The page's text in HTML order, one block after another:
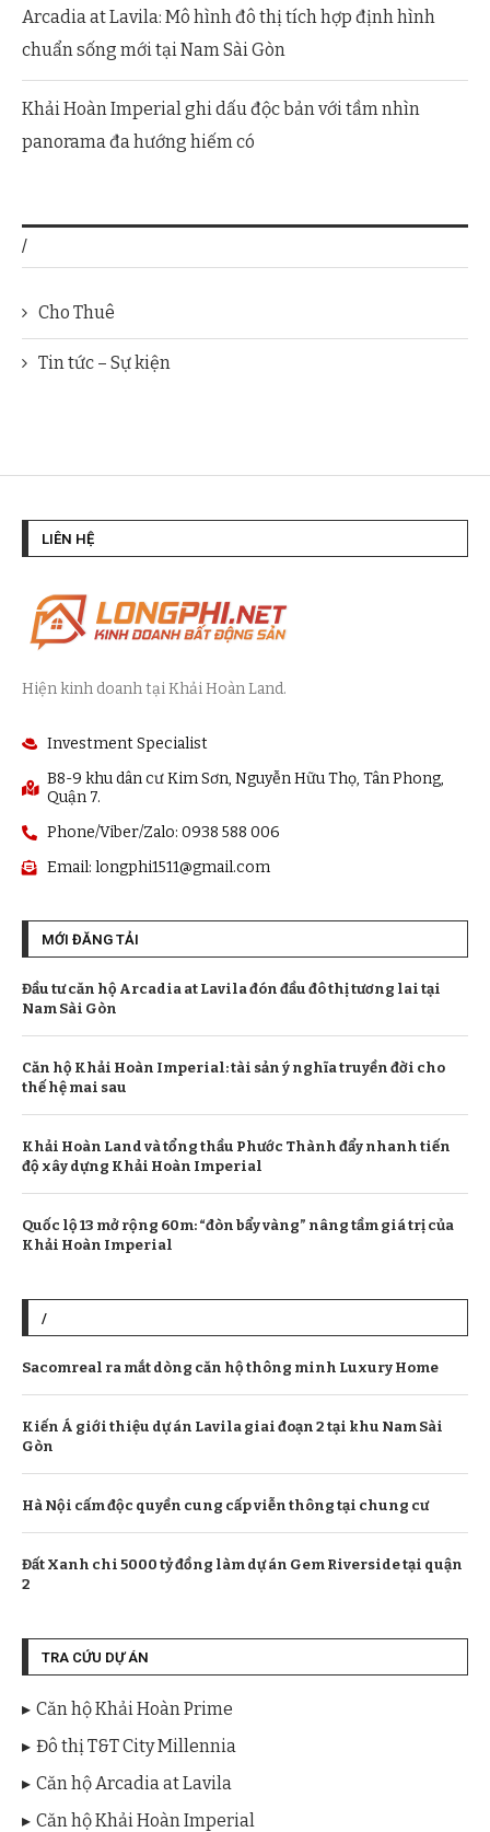
Arcadia at Lavila: Mô hình đô thị tích hợp định hình
chuẩn sống mới tại Nam Sài Gòn
Khải Hoàn Imperial ghi dấu độc bản với tầm nhìn
panorama đa hướng hiếm có
/
Cho Thuê
Tin tức – Sự kiện
LIÊN HỆ
Hiện kinh doanh tại Khải Hoàn Land.
Investment Specialist
B8-9 khu dân cư Kim Sơn, Nguyễn Hữu Thọ, Tân Phong,
Quận 7.
Phone/Viber/Zalo: 0938 588 006
Email: longphi1511@gmail.com
MỚI ĐĂNG TẢI
Đầu tư căn hộ Arcadia at Lavila đón đầu đô thị tương lai tại
Nam Sài Gòn
Căn hộ Khải Hoàn Imperial: tài sản ý nghĩa truyền đời cho
thế hệ mai sau
Khải Hoàn Land và tổng thầu Phước Thành đẩy nhanh tiến
độ xây dựng Khải Hoàn Imperial
Quốc lộ 13 mở rộng 60m: “đòn bẩy vàng” nâng tầm giá trị của
Khải Hoàn Imperial
/
Sacomreal ra mắt dòng căn hộ thông minh Luxury Home
Kiến Á giới thiệu dự án Lavila giai đoạn 2 tại khu Nam Sài
Gòn
Hà Nội cấm độc quyền cung cấp viễn thông tại chung cư
Đất Xanh chi 5000 tỷ đồng làm dự án Gem Riverside tại quận
2
TRA CỨU DỰ ÁN
Căn hộ Khải Hoàn Prime
Đô thị T&T City Millennia
Căn hộ Arcadia at Lavila
Căn hộ Khải Hoàn Imperial